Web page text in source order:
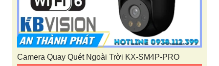
Camera Quay Quét Ngoài Trời KX-SM4P-PRO